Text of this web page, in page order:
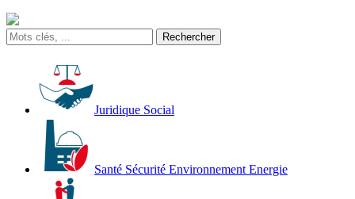
Juridique Social
Santé Sécurité Environnement Energie